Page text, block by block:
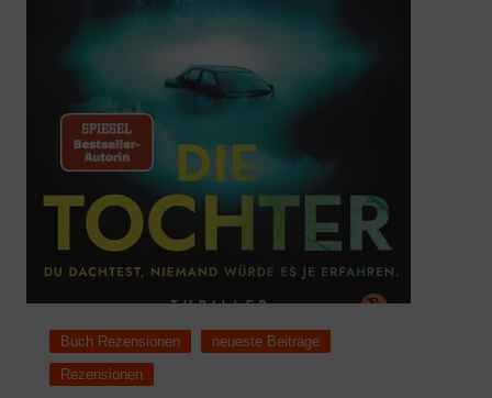
Buch Rezensionen
neueste Beiträge
Rezensionen